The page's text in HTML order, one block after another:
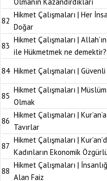
82
Hikmet Çalışmaları | Her
Doğar
83
Hikmet Çalışmaları |
ile Hükmetmek ne demektir?
84 Hikmet Çalışmaları |
85
Hikmet Çalışmaları |
Olmak
86
Hikmet Çalışmaları |
Tavırlar
87
Hikmet Çalışmaları |
Kadınların Ekonomik
88
Hikmet Çalışmaları |
Alan Faiz